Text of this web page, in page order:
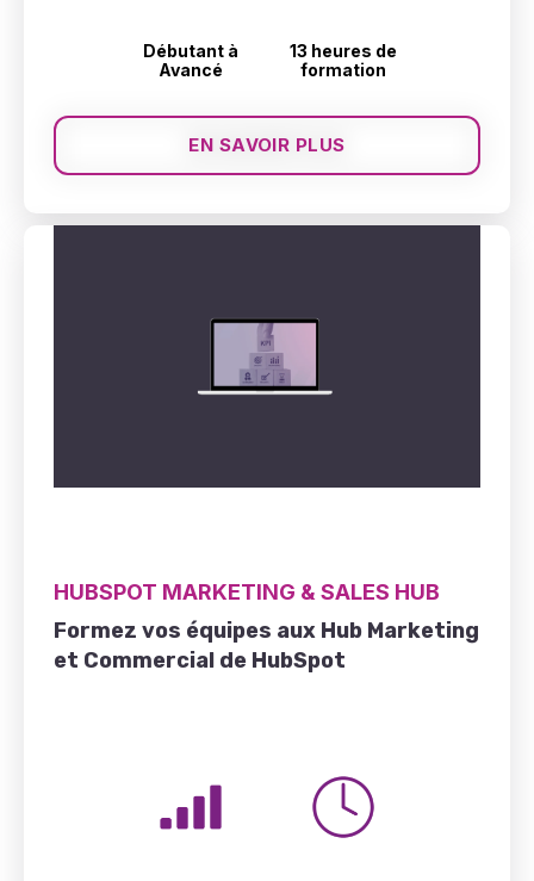
Débutant à
Avancé
13 heures de
formation
EN SAVOIR PLUS
HUBSPOT MARKETING & SALES HUB
Formez vos équipes aux Hub Marketing
et Commercial de HubSpot